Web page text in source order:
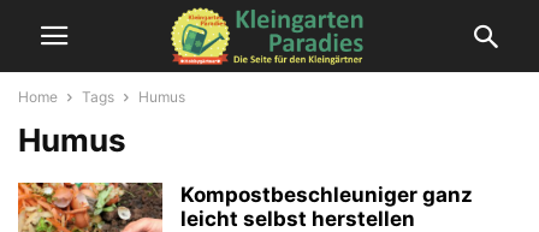
Home Tags Humus
Humus
Kompostbeschleuniger ganz
leicht selbst herstellen